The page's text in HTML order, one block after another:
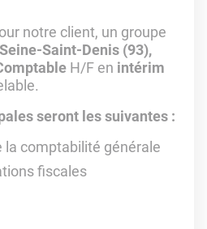
notre client, un groupe
Seine-Saint-Denis (93),
H/F en intérim
seront les suivantes :
la comptabilité générale
fiscales